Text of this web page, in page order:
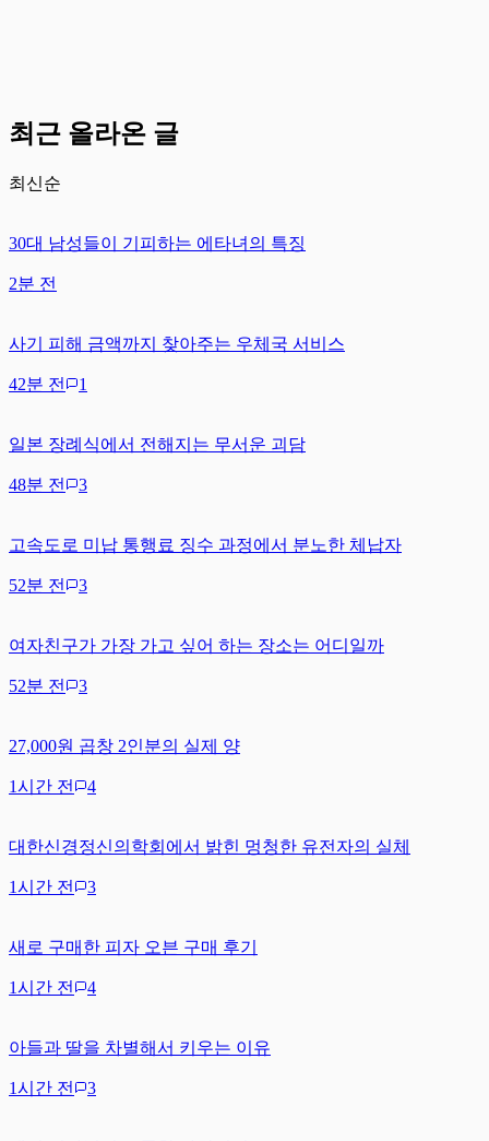
최근 올라온 글
최신순
30대 남성들이 기피하는 에타녀의 특징
2분 전
사기 피해 금액까지 찾아주는 우체국 서비스
42분 전 1
일본 장례식에서 전해지는 무서운 괴담
48분 전 3
고속도로 미납 통행료 징수 과정에서 분노한 체납자
52분 전 3
여자친구가 가장 가고 싶어 하는 장소는 어디일까
52분 전 3
27,000원 곱창 2인분의 실제 양
1시간 전 4
대한신경정신의학회에서 밝힌 멍청한 유전자의 실체
1시간 전 3
새로 구매한 피자 오븐 구매 후기
1시간 전 4
아들과 딸을 차별해서 키우는 이유
1시간 전 3